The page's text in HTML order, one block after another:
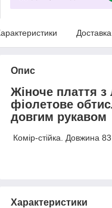
Доставка
Опис
Жіноче плаття
фіолетове
довгим рукавом
Комір-стійка. Довжина
Характеристики